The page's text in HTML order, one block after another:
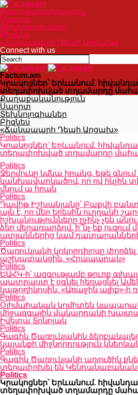
Քաղաքականություն
Սպորտ
Տեխնոլոգիաներ
Բիզնես
«Ճանապարհ Դեպի Արցախ»
Connect with us
Factum.am
Կրակոցներ՝ Երևանում.
տեղափոխված տղամարդը
Քաղաքականություն
Սպորտ
Տեխնոլոգիաներ
Բիզնես
«Ճանապարհ Դեպի Արցախ»
Politics
Կրակոցներ՝ Երևանում.
տեղափոխված տղամարդը
Politics
Ջերմուկը կմնա իրանց, եթե գնում
կանխավարկածով, որ ով ինչին
մնում ա իրան
Politics
Դավիթ Իշխանյանը՝ Բաքվի
այն է, որ մեր երեսին ուղղակի
իշխանությունները ոչինչ չեն
ձեր վերադարձով, ի՞նչ եք ուզում
ատյաններից կամ
Politics
Ծառուկյանի կոկորդիլոսը փորձել
աշխատակցին. «Հրապարակ»
Politics
ԵԱՀԿ-ի՝ ազգությամբ թուրք
պատրաստ է օգնել հեռացնել
կաթողիկոսին. «Առաջին ալիք»-
Politics
Օլիմպիական կոմիտեն
միջազգային մակարդակի
Իվետա Տոնոյան
Politics
Գագիկ Ծառուկյանին
կալանքի միջնորդություն
Politics
Գագիկ Ծառուկյանի առյուծին
տեղափոխել են
Politics
Կրակոցներ՝ Երևանում.
տեղափոխված տղամարդը